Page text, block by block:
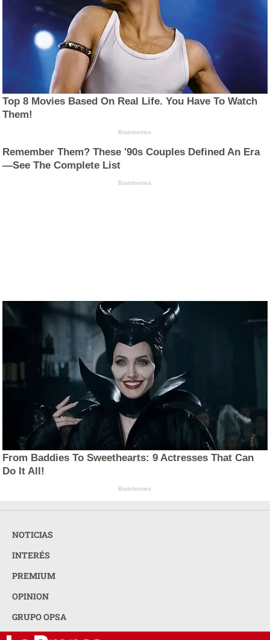
Top 8 Movies Based On Real Life. You Have To Watch
Them!
Brainberries
Remember Them? These '90s Couples Defined An Era
—See The Complete List
Brainberries
From Baddies To Sweethearts: 9 Actresses That Can
Do It All!
Brainberries
NOTICIAS
INTERÉS
PREMIUM
OPINION
GRUPO OPSA